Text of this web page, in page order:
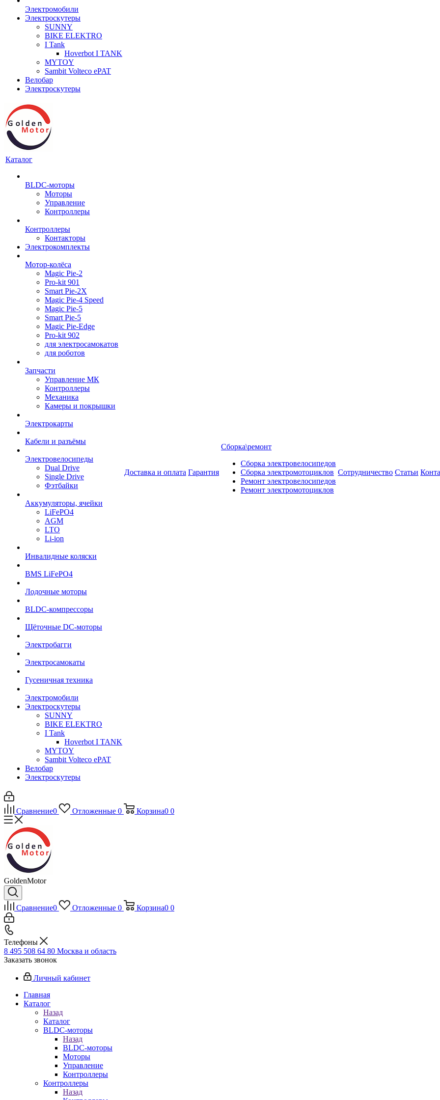
Электромобили
Электроскутеры
SUNNY
BIKE ELEKTRO
I Tank
Hoverbot I TANK
MYTOY
Sambit Volteco ePAT
Велобар
Электроскутеры
Каталог
BLDC-моторы
Моторы
Управление
Контроллеры
Контроллеры
Контакторы
Электрокомплекты
Мотор-колёса
Magic Pie-2
Pro-kit 901
Smart Pie-2X
Magic Pie-4 Speed
Magic Pie-5
Smart Pie-5
Magic Pie-Edge
Pro-kit 902
для электросамокатов
для роботов
Запчасти
Управление МК
Контроллеры
Механика
Камеры и покрышки
Электрокарты
Кабели и разъёмы
Электровелосипеды
Dual Drive
Single Drive
Фэтбайки
Аккумуляторы, ячейки
LiFePO4
AGM
LTO
Li-ion
Инвалидные коляски
BMS LiFePO4
Лодочные моторы
BLDC-компрессоры
Щёточные DC-моторы
Электробагги
Электросамокаты
Гусеничная техника
Электромобили
Электроскутеры
SUNNY
BIKE ELEKTRO
I Tank
Hoverbot I TANK
MYTOY
Sambit Volteco ePAT
Велобар
Электроскутеры
Доставка и оплата Гарантия
Сборка\ремонт
Сборка электровелосипедов
Сборка электромотоциклов
Ремонт электровелосипедов
Ремонт электромотоциклов
Сотрудничество Статьи
Сравнение0 Отложенные 0 Корзина0 0
GoldenMotor
Сравнение0 Отложенные 0 Корзина0 0
Телефоны
8 495 508 64 80 Москва и область
Заказать звонок
Личный кабинет
Главная
Каталог
Назад
Каталог
BLDC-моторы
Назад
BLDC-моторы
Моторы
Управление
Контроллеры
Контроллеры
Назад